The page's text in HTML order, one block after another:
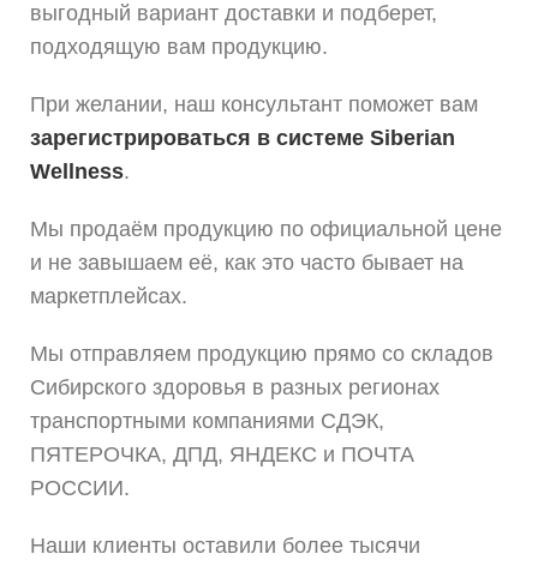
выгодный вариант доставки и подберет,
подходящую вам продукцию.
При желании, наш консультант поможет вам
зарегистрироваться в системе Siberian
Wellness.
Мы продаём продукцию по официальной цене
и не завышаем её, как это часто бывает на
маркетплейсах.
Мы отправляем продукцию прямо со складов
Сибирского здоровья в разных регионах
транспортными компаниями СДЭК,
ПЯТЕРОЧКА, ДПД, ЯНДЕКС и ПОЧТА
РОССИИ.
Наши клиенты оставили более тысячи